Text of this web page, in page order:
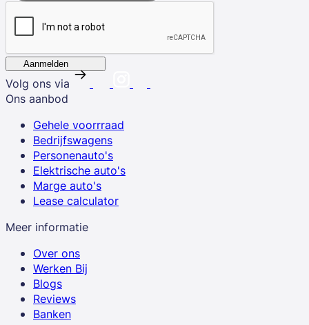
Aanmelden
Volg ons via
Ons aanbod
Gehele voorrraad
Bedrijfswagens
Personenauto's
Elektrische auto's
Marge auto's
Lease calculator
Meer informatie
Over ons
Werken Bij
Blogs
Reviews
Banken